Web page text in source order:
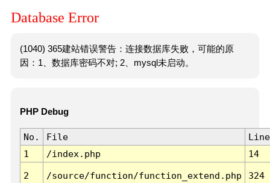
Database Error
(1040) 365建站错误警告：连接数据库失败，可能的原
因：1、数据库密码不对; 2、mysql未启动。
PHP Debug
No. File
Line
1
/index.php 14
2 /source/function/function_extend.php 324